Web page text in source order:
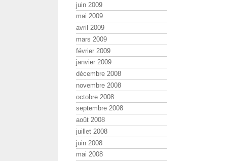
juin 2009
mai 2009
avril 2009
mars 2009
février 2009
janvier 2009
décembre 2008
novembre 2008
octobre 2008
septembre 2008
août 2008
juillet 2008
juin 2008
mai 2008